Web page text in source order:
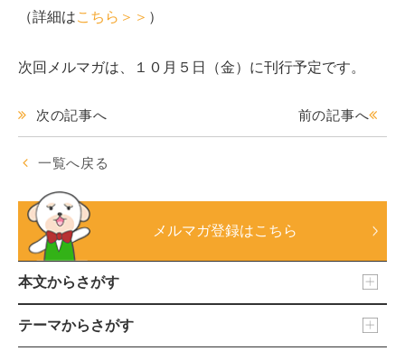
（詳細はこちら＞＞ ）
次回メルマガは、１０月５日（金）に刊行予定です。
前の記事へ
次の記事へ
一覧へ戻る
メルマガ登録はこちら
本文からさがす
テーマからさがす